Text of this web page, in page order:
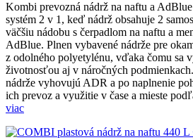
Kombi prevozná nádrž na naftu a
systém 2 v 1, keď nádrž obsahuje 2
väčšiu nádobu s čerpadlom na naftu a
AdBlue. Plnen vybavené nádrže pre
z odolného polyetylénu, vďaka čomu sa
životnosťou aj v náročných
nádrže vyhovujú ADR a po naplnenie
ich prevoz a využitie v čase a mieste
viac